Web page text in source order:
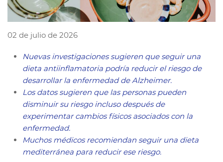
02 de julio de 2026
Nuevas investigaciones sugieren que seguir una
dieta antiinflamatoria podría reducir el riesgo de
desarrollar la enfermedad de Alzheimer.
Los datos sugieren que las personas pueden
disminuir su riesgo incluso después de
experimentar cambios físicos asociados con la
enfermedad.
Muchos médicos recomiendan seguir una dieta
mediterránea para reducir ese riesgo.